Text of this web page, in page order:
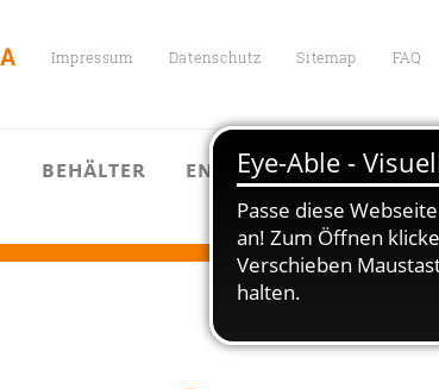
Impressum Datenschutz Sitemap FAQ
BEHÄLTER ENTGELTE KONTAKT